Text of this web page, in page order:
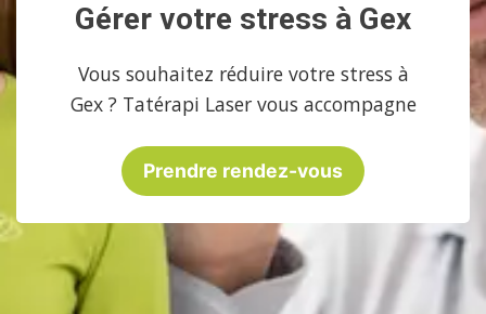
Gérer votre stress à Gex
Vous souhaitez réduire votre stress à
Gex ? Tatérapi Laser vous accompagne
Prendre rendez-vous